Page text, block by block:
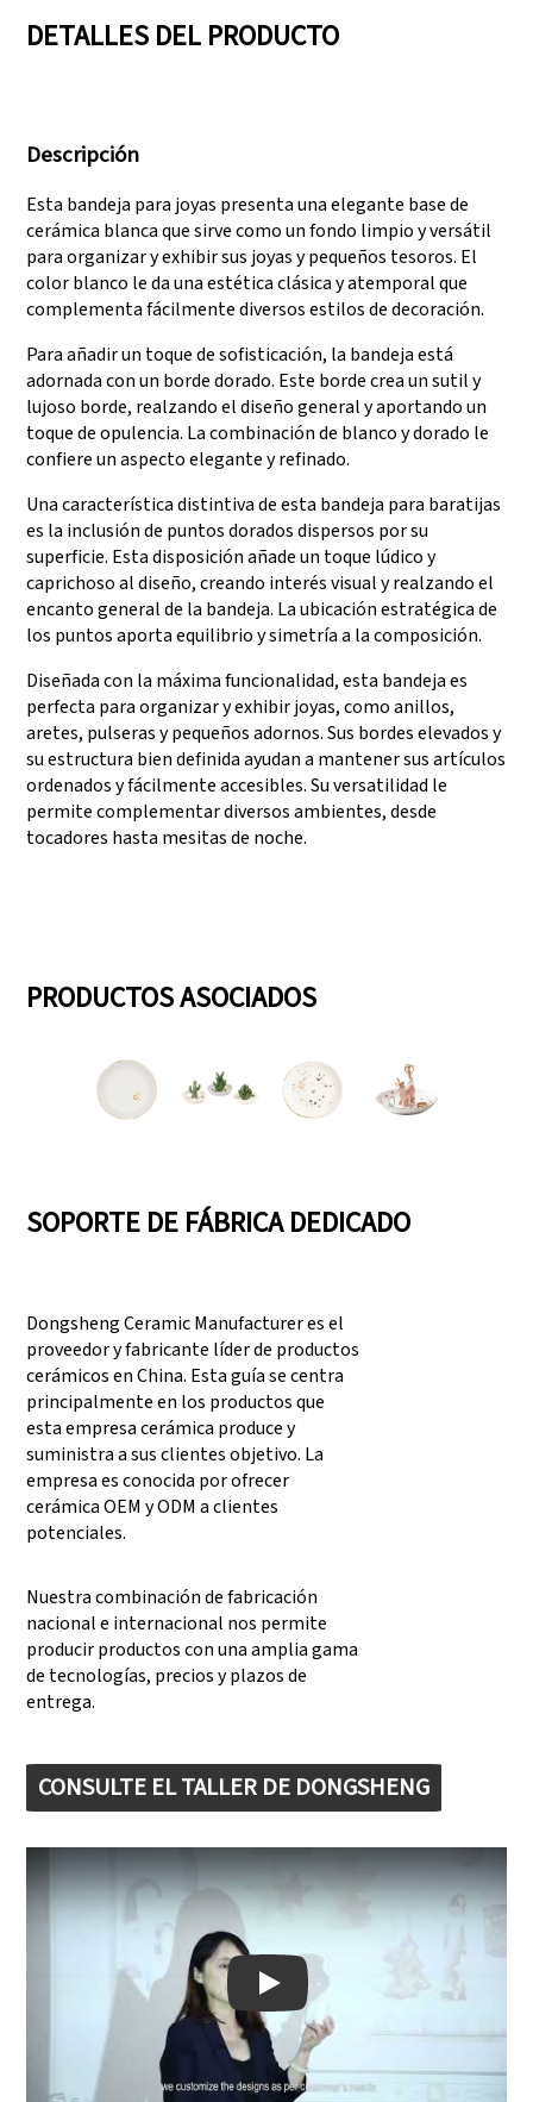
que pueden satisfacer
producción.
TARGET
DETALLES DEL PRODUCTO
Descripción
Esta bandeja para joyas presenta una elegante base de
cerámica blanca que sirve como un fondo limpio y versátil
para organizar y exhibir sus joyas y pequeños tesoros. El
color blanco le da una estética clásica y atemporal que
complementa fácilmente diversos estilos de decoración.
Para añadir un toque de sofisticación, la bandeja está
adornada con un borde dorado. Este borde crea un sutil y
lujoso borde, realzando el diseño general y aportando un
toque de opulencia. La combinación de blanco y dorado le
confiere un aspecto elegante y refinado.
Una característica distintiva de esta bandeja para baratijas
es la inclusión de puntos dorados dispersos por su
superficie. Esta disposición añade un toque lúdico y
caprichoso al diseño, creando interés visual y realzando el
encanto general de la bandeja. La ubicación estratégica de
los puntos aporta equilibrio y simetría a la composición.
Diseñada con la máxima funcionalidad, esta bandeja es
perfecta para organizar y exhibir joyas, como anillos,
aretes, pulseras y pequeños adornos. Sus bordes elevados y
su estructura bien definida ayudan a mantener sus artículos
ordenados y fácilmente accesibles. Su versatilidad le
permite complementar diversos ambientes, desde
tocadores hasta mesitas de noche.
PRODUCTOS ASOCIADOS
SOPORTE DE FÁBRICA DEDICADO
Dongsheng Ceramic Manufacturer es el
proveedor y fabricante líder de productos
cerámicos en China. Esta guía se centra
principalmente en los productos que
esta empresa cerámica produce y
suministra a sus clientes objetivo. La
empresa es conocida por ofrecer
cerámica OEM y ODM a clientes
potenciales.
Nuestra combinación de fabricación
nacional e internacional nos permite
producir productos con una amplia gama
de tecnologías, precios y plazos de
entrega.
CONSULTE EL TALLER DE DONGSHENG
Play: Keynote (Google I/O '18)